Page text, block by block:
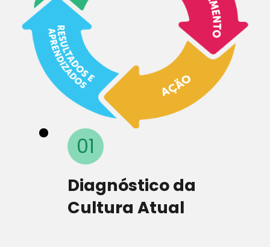
01
Diagnóstico da
Cultura Atual